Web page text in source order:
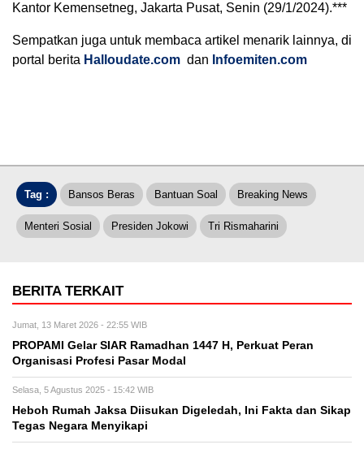
Kantor Kemensetneg, Jakarta Pusat, Senin (29/1/2024).***
Sempatkan juga untuk membaca artikel menarik lainnya, di
portal berita Halloudate.com dan Infoemiten.com
Tag : Bansos Beras Bantuan Soal Breaking News
Menteri Sosial Presiden Jokowi Tri Rismaharini
BERITA TERKAIT
Jumat, 13 Maret 2026 - 22:55 WIB
PROPAMI Gelar SIAR Ramadhan 1447 H, Perkuat Peran
Organisasi Profesi Pasar Modal
Selasa, 5 Agustus 2025 - 15:42 WIB
Heboh Rumah Jaksa Diisukan Digeledah, Ini Fakta dan Sikap
Tegas Negara Menyikapi